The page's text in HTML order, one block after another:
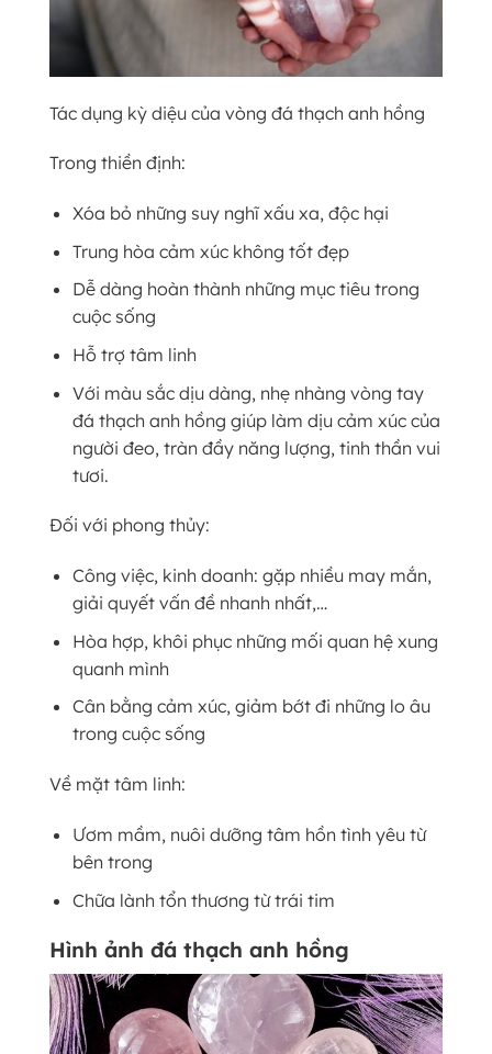
Tác dụng kỳ diệu của vòng đá thạch anh hồng
Trong thiền định:
Xóa bỏ những suy nghĩ xấu xa, độc hại
Trung hòa cảm xúc không tốt đẹp
Dễ dàng hoàn thành những mục tiêu trong
cuộc sống
Hỗ trợ tâm linh
Với màu sắc dịu dàng, nhẹ nhàng vòng tay
đá thạch anh hồng giúp làm dịu cảm xúc của
người đeo, tràn đầy năng lượng, tinh thần vui
tươi.
Đối với phong thủy:
Công việc, kinh doanh: gặp nhiều may mắn,
giải quyết vấn đề nhanh nhất,…
Hòa hợp, khôi phục những mối quan hệ xung
quanh mình
Cân bằng cảm xúc, giảm bớt đi những lo âu
trong cuộc sống
Về mặt tâm linh:
Ươm mầm, nuôi dưỡng tâm hồn tình yêu từ
bên trong
Chữa lành tổn thương từ trái tim
Hình ảnh đá thạch anh hồng